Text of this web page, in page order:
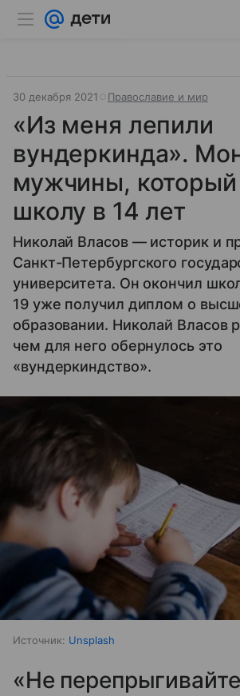
30 декабря 2021 Православие и мир
«Из меня лепили
вундеркинда».
мужчины, который
школу в 14 лет
Николай Власов — историк и
Санкт-Петербургского
университета. Он окончил
19 уже получил диплом о
образовании. Николай Власов
чем для него обернулось это
«вундеркиндство».
Источник: Unsplash
«Не